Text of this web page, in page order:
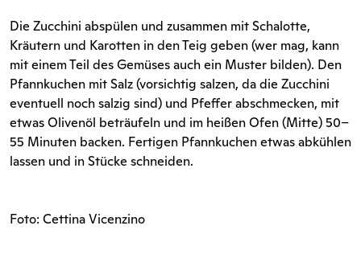
Die Zucchini abspülen und zusammen mit Schalotte,
Kräutern und Karotten in den Teig geben (wer mag, kann
mit einem Teil des Gemüses auch ein Muster bilden). Den
Pfannkuchen mit Salz (vorsichtig salzen, da die Zucchini
eventuell noch salzig sind) und Pfeffer abschmecken, mit
etwas Olivenöl beträufeln und im heißen Ofen (Mitte) 50–
55 Minuten backen. Fertigen Pfannkuchen etwas abkühlen
lassen und in Stücke schneiden.
Foto: Cettina Vicenzino